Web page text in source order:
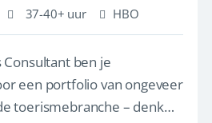
37-40+ uur HBO
Consultant ben je
een portfolio van ongeveer
toerismebranche – denk